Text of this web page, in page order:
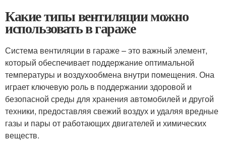
Какие типы вентиляции можно
использовать в гараже
Система вентиляции в гараже – это важный элемент,
который обеспечивает поддержание оптимальной
температуры и воздухообмена внутри помещения. Она
играет ключевую роль в поддержании здоровой и
безопасной среды для хранения автомобилей и другой
техники, предоставляя свежий воздух и удаляя вредные
газы и пары от работающих двигателей и химических
веществ.